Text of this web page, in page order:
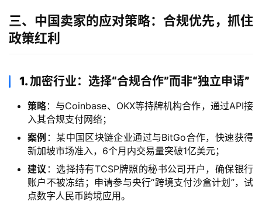
海
支
登录
三、中国卖家的应对策略：合规优先，抓住
政策红利
1. 加密行业：选择“合规合作”而非“独立申请”
策略：与Coinbase、OKX等持牌机构合作，通过API接
入其合规支付网络；
案例 ：某中国区块链企业通过与BitGo合作，快速获得
新加坡市场准入，6个月内交易量突破1亿美元；
建议 ：选择持有TCSP牌照的秘书公司开户，确保银行
账户不被冻结；申请参与央行“跨境支付沙盒计划”，试
点数字人民币跨境应用。